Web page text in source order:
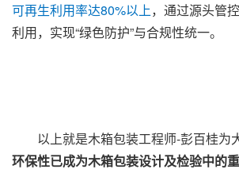
可再生利用率达80%以上，通过源头管
利用，实现“绿色防护”与合规性统一。
以上就是木箱包装工程师-彭百桂为
环保性已成为木箱包装设计及检验中的